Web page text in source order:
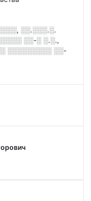
░░.░░░.░.
░░-░ ░.░.,
░░░░░░░░░ ░░-